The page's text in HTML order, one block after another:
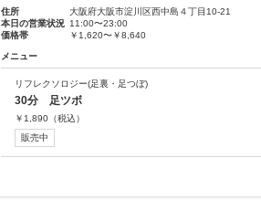
住所
大阪府大阪市淀川区西中島４丁目10-21
本日の営業状況 11:00〜23:00
価格帯
￥1,620〜￥8,640
メニュー
リフレクソロジー(足裏・足つぼ)
30分 足ツボ
￥ 1,890 （税込）
販売中